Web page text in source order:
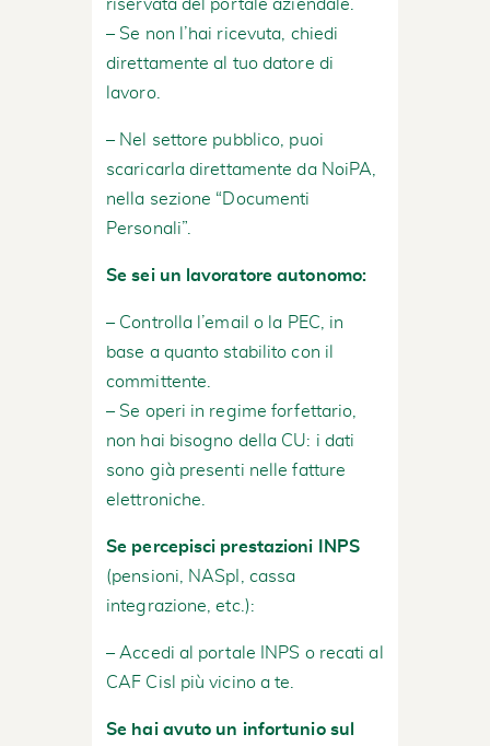
riservata del portale aziendale.
– Se non l’hai ricevuta, chiedi
direttamente al tuo datore di
lavoro.
– Nel settore pubblico, puoi
scaricarla direttamente da NoiPA,
nella sezione “Documenti
Personali”.
Se sei un lavoratore autonomo:
– Controlla l’email o la PEC, in
base a quanto stabilito con il
committente.
– Se operi in regime forfettario,
non hai bisogno della CU: i dati
sono già presenti nelle fatture
elettroniche.
Se percepisci prestazioni INPS
(pensioni, NASpI, cassa
integrazione, etc.):
– Accedi al portale INPS o recati al
CAF Cisl più vicino a te.
Se hai avuto un infortunio sul